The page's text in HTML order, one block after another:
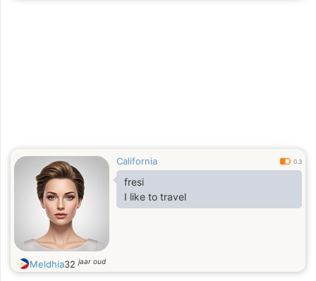
California 0.3
fresi
I like to travel
Meldhia32jaar oud